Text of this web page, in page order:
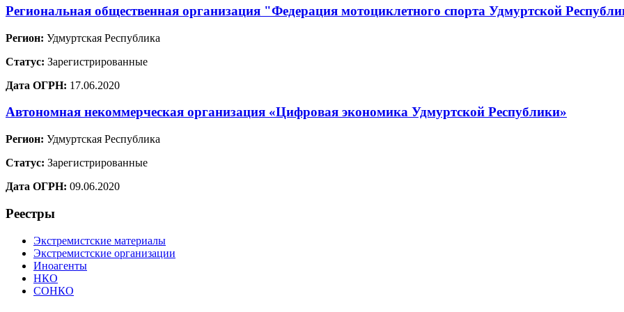
Региональная общественная организация "Федерация мотоциклетного спорта Удмуртской
Регион: Удмуртская Республика
Статус: Зарегистрированные
Дата ОГРН: 17.06.2020
Автономная некоммерческая организация «Цифровая экономика Удмуртской Республики»
Регион: Удмуртская Республика
Статус: Зарегистрированные
Дата ОГРН: 09.06.2020
Реестры
Экстремистские материалы
Экстремистские организации
Иноагенты
НКО
СОНКО